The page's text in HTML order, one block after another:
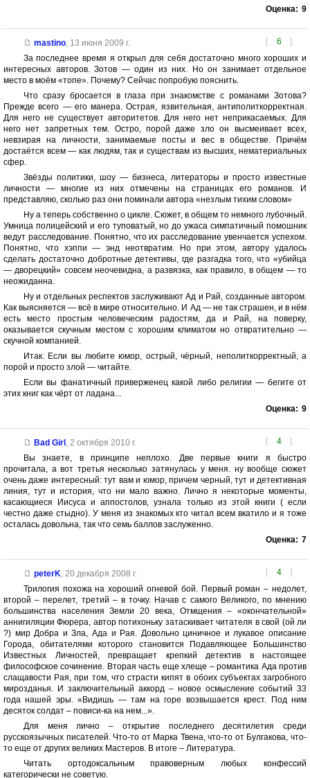
Оценка: 9
[ 6 ]
mastino, 13 июня 2009 г.
За последнее время я открыл для себя достаточно много хороших и
интересных авторов. Зотов — один из них. Но он занимает отдельное
место в моём «топе». Почему? Сейчас попробую пояснить.
Что сразу бросается в глаза при знакомстве с романами Зотова?
Прежде всего — его манера. Острая, язвительная, антиполиткорректная.
Для него не существует авторитетов. Для него нет неприкасаемых. Для
него нет запретных тем. Остро, порой даже зло он высмеивает всех,
невзирая на личности, занимаемые посты и вес в обществе. Причём
достаётся всем — как людям, так и существам из высших, нематериальных
сфер.
Звёзды политики, шоу — бизнеса, литераторы и просто известные
личности — многие из них отмечены на страницах его романов. И
представляю, сколько раз они поминали автора «незлым тихим словом»
Ну а теперь собственно о цикле. Сюжет, в общем то немного лубочный.
Умница полицейский и его туповатый, но до ужаса симпатичный помошник
ведут расследование. Понятно, что их расследование увенчается успехом.
Понятно, что хэппи — энд неотвратим. Но при этом, автору удалось
сделать достаточно добротные детективы, где разгадка того, что «убийца
— дворецкий» совсем неочевидна, а развязка, как правило, в общем — то
неожиданна.
Ну и отдельных респектов заслуживают Ад и Рай, созданные автором.
Как выясняется — всё в мире относительно. И Ад — не так страшен, и в нём
есть место простым человеческим радостям, да и Рай, на поверку,
оказывается скучным местом с хорошим климатом но отвратительно —
скучной компанией.
Итак. Если вы любите юмор, острый, чёрный, неполиткорректный, а
порой и просто злой — читайте.
Если вы фанатичный приверженец какой либо религии — бегите от
этих книг как чёрт от ладана...
Оценка: 9
[ 4 ]
Bad Girl , 2 октября 2010 г.
Вы знаете, в принципе неплохо. Две первые книги я быстро
прочитала, а вот третья несколько затянулась у меня. ну вообще сюжет
очень даже интересный: тут вам и юмор, причем черный, тут и детективная
линия, тут и история, что ни мало важно. Лично я некоторые моменты,
касающиеся Иисуса и аппостолов, узнала только из этой книги ( если
честно даже стыдно). У меня из знакомых кто читал всем вкатило и я тоже
осталась довольна, так что семь баллов заслуженно.
Оценка: 7
[ 4 ]
peterK, 20 декабря 2008 г.
Трилогия похожа на хороший огневой бой. Первый роман – недолет,
второй – перелет, третий – в точку. Начав с самого Великого, по мнению
большинства населения Земли 20 века, Отмщения – «окончательной»
аннигиляции Фюрера, автор потихоньку затаскивает читателя в свой (ой ли
?) мир Добра и Зла, Ада и Рая. Довольно циничное и лукавое описание
Города, обитателями которого становится Подавляющее Большинство
Известных Личностей, превращает крепкий детектив в настоящее
философское сочинение. Вторая часть еще хлеще – романтика Ада против
слащавости Рая, при том, что страсти кипят в обоих субъектах загробного
мирозданья. И заключительный аккорд – новое осмысление событий 33
года нашей эры. «Видишь — там на горе возвышается крест. Под ним
десяток солдат – повиси-ка на нем...».
Для меня лично – открытие последнего десятилетия среди
русскоязычных писателей. Что-то от Марка Твена, что-то от Булгакова, что-
то еще от других великих Мастеров. В итоге – Литература.
Читать ортодоксальным правоверным любых конфессий
категорически не советую.